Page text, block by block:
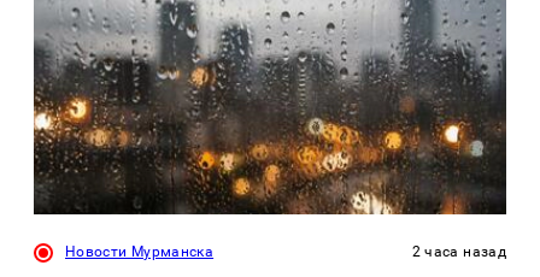
Новости Мурманска 2 часа назад